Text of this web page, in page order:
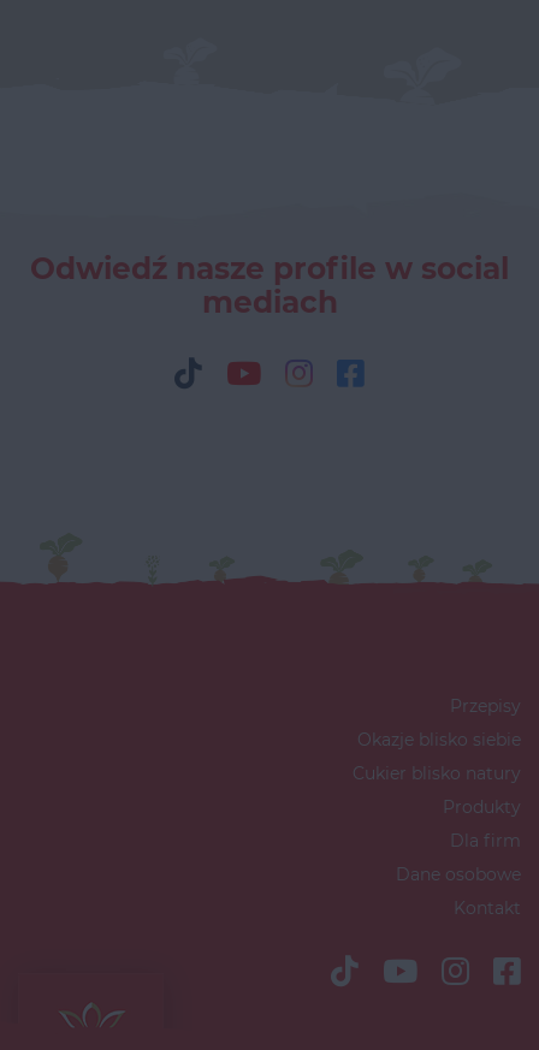
Odwiedź nasze profile w social
mediach
Przepisy
Okazje blisko siebie
Cukier blisko natury
Produkty
Dla firm
Dane osobowe
Kontakt